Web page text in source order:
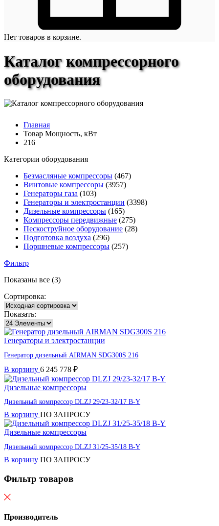
Нет товаров в корзине.
Каталог компрессорного
оборудования
Главная
Товар Мощность, кВт
216
Категории оборудования
Безмасляные компрессоры (467)
Винтовые компрессоры (3957)
Генераторы газа (103)
Генераторы и электростанции (3398)
Дизельные компрессоры (165)
Компрессоры передвижные (275)
Пескоструйное оборудование (28)
Подготовка воздуха (296)
Поршневые компрессоры (257)
Фильтр
Показаны все (3)
Сортировка:
Показать:
Генераторы и электростанции
Генератор дизельный AIRMAN SDG300S 216
В корзину 6 245 778 ₽
Дизельные компрессоры
Дизельный компрессор DLZJ 29/23-32/17 B-Y
В корзину ПО ЗАПРОСУ
Дизельные компрессоры
Дизельный компрессор DLZJ 31/25-35/18 B-Y
В корзину ПО ЗАПРОСУ
Фильтр товаров
Производитель